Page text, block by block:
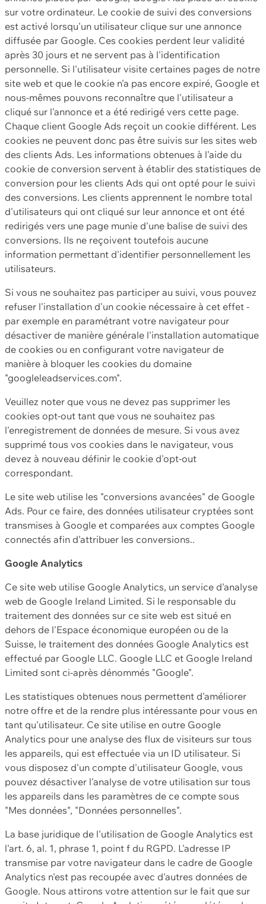
sur votre ordinateur. Le cookie de suivi des conversions
est activé lorsqu'un utilisateur clique sur une annonce
diffusée par Google. Ces cookies perdent leur validité
après 30 jours et ne servent pas à l'identification
personnelle. Si l'utilisateur visite certaines pages de notre
site web et que le cookie n'a pas encore expiré, Google et
nous-mêmes pouvons reconnaître que l'utilisateur a
cliqué sur l'annonce et a été redirigé vers cette page.
Chaque client Google Ads reçoit un cookie différent. Les
cookies ne peuvent donc pas être suivis sur les sites web
des clients Ads. Les informations obtenues à l'aide du
cookie de conversion servent à établir des statistiques de
conversion pour les clients Ads qui ont opté pour le suivi
des conversions. Les clients apprennent le nombre total
d'utilisateurs qui ont cliqué sur leur annonce et ont été
redirigés vers une page munie d'une balise de suivi des
conversions. Ils ne reçoivent toutefois aucune
information permettant d'identifier personnellement les
utilisateurs.
Si vous ne souhaitez pas participer au suivi, vous pouvez
refuser l'installation d'un cookie nécessaire à cet effet -
par exemple en paramétrant votre navigateur pour
désactiver de manière générale l'installation automatique
de cookies ou en configurant votre navigateur de
manière à bloquer les cookies du domaine
"googleleadservices.com".
Veuillez noter que vous ne devez pas supprimer les
cookies opt-out tant que vous ne souhaitez pas
l'enregistrement de données de mesure. Si vous avez
supprimé tous vos cookies dans le navigateur, vous
devez à nouveau définir le cookie d'opt-out
correspondant.
Le site web utilise les "conversions avancées" de Google
Ads. Pour ce faire, des données utilisateur cryptées sont
transmises à Google et comparées aux comptes Google
connectés afin d'attribuer les conversions..
Google Analytics
Ce site web utilise Google Analytics, un service d'analyse
web de Google Ireland Limited. Si le responsable du
traitement des données sur ce site web est situé en
dehors de l'Espace économique européen ou de la
Suisse, le traitement des données Google Analytics est
effectué par Google LLC. Google LLC et Google Ireland
Limited sont ci-après dénommés "Google".
Les statistiques obtenues nous permettent d'améliorer
notre offre et de la rendre plus intéressante pour vous en
tant qu'utilisateur. Ce site utilise en outre Google
Analytics pour une analyse des flux de visiteurs sur tous
les appareils, qui est effectuée via un ID utilisateur. Si
vous disposez d'un compte d'utilisateur Google, vous
pouvez désactiver l'analyse de votre utilisation sur tous
les appareils dans les paramètres de ce compte sous
"Mes données", "Données personnelles".
La base juridique de l'utilisation de Google Analytics est
l'art. 6, al. 1, phrase 1, point f du RGPD. L'adresse IP
transmise par votre navigateur dans le cadre de Google
Analytics n'est pas recoupée avec d'autres données de
Google. Nous attirons votre attention sur le fait que sur